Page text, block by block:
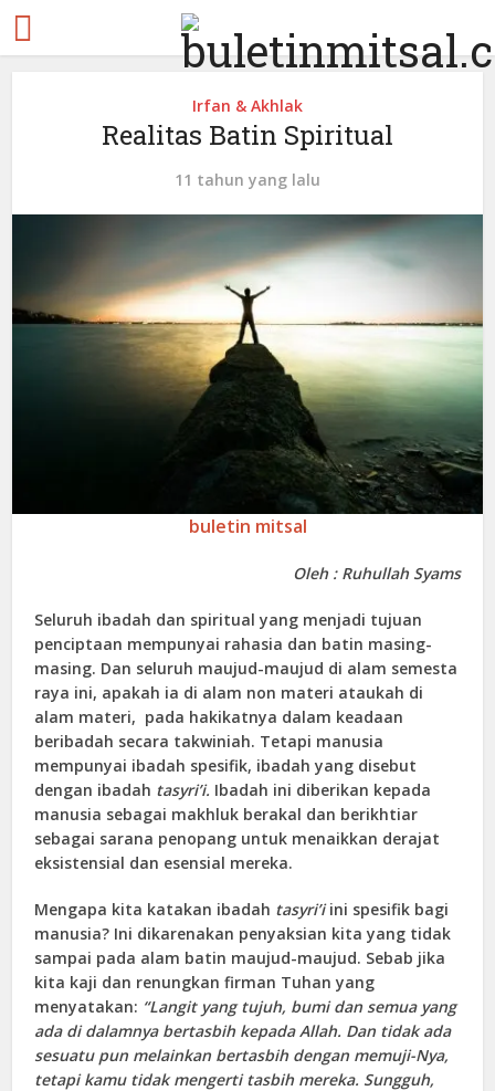
Irfan & Akhlak
Realitas Batin Spiritual
11 tahun yang lalu
buletin mitsal
Oleh : Ruhullah Syams
Seluruh ibadah dan spiritual yang menjadi tujuan
penciptaan mempunyai rahasia dan batin masing-
masing. Dan seluruh maujud-maujud di alam semesta
raya ini, apakah ia di alam non materi ataukah di
alam materi, pada hakikatnya dalam keadaan
beribadah secara takwiniah. Tetapi manusia
mempunyai ibadah spesifik, ibadah yang disebut
dengan ibadah tasyri’i. Ibadah ini diberikan kepada
manusia sebagai makhluk berakal dan berikhtiar
sebagai sarana penopang untuk menaikkan derajat
eksistensial dan esensial mereka.
Mengapa kita katakan ibadah tasyri’iini spesifik bagi
manusia? Ini dikarenakan penyaksian kita yang tidak
sampai pada alam batin maujud-maujud. Sebab jika
kita kaji dan renungkan firman Tuhan yang
menyatakan: “Langit yang tujuh, bumi dan semua yang
ada di dalamnya bertasbih kepada Allah. Dan tidak ada
sesuatu pun melainkan bertasbih dengan memuji-Nya,
tetapi kamu tidak mengerti tasbih mereka. Sungguh,